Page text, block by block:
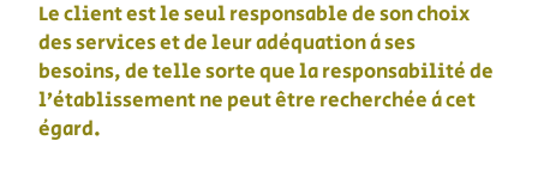
Le client est le seul responsable de son choix
des services et de leur adéquation à ses
besoins, de telle sorte que la responsabilité de
l’établissement ne peut être recherchée à cet
égard.